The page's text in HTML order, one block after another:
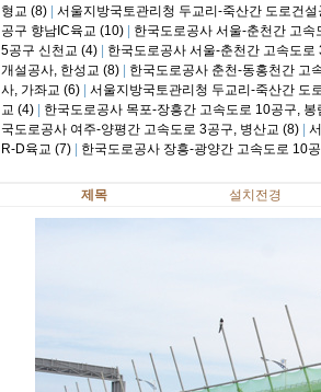
형교 (8)
서울지방국토관리청 두교리-죽산간 도로건
공구 향남IC육교 (10)
한국도로공사 서울-춘천간 고
5공구 신천교 (4)
한국도로공사 서울-춘천간 고속도
개설공사, 한성교 (8)
한국도로공사 춘천-동홍천간 고
사, 가좌교 (6)
서울지방국토관리청 두교리-죽산간 도
교 (4)
한국도로공사 목포-장흥간 고속도로 10공구, 봉
국도로공사 여주-양평간 고속도로 3공구, 병산교 (8)
R-D육교 (7)
한국도로공사 장흥-광양간 고속도로 10
제목 설치전경